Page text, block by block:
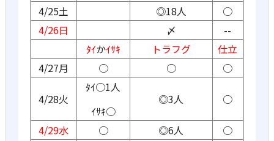
4/25土
◎18人
○
4/26日
〆
--
ﾀｲかｲｻｷ トラフグ
仕立
4/27月
○ ○ ○
4/28火
ﾀｲ○1人
ｲｻｷ○
◎3人 ○
4/29水 ○ ◎6人
○